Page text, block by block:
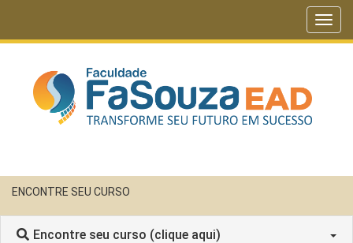
ENCONTRE SEU CURSO
Encontre seu curso (clique aqui)